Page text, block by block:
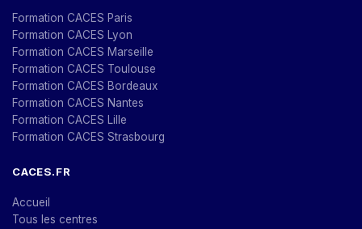
Formation CACES Paris
Formation CACES Lyon
Formation CACES Marseille
Formation CACES Toulouse
Formation CACES Bordeaux
Formation CACES Nantes
Formation CACES Lille
Formation CACES Strasbourg
CACES.FR
Accueil
Tous les centres